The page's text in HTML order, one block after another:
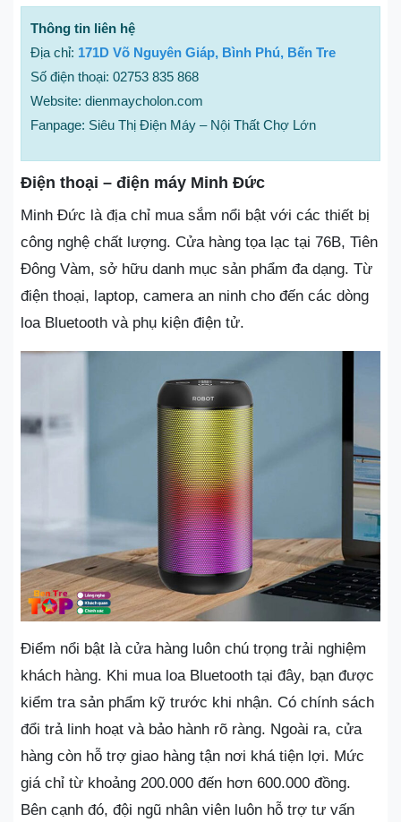
Thông tin liên hệ
Địa chỉ: 171D Võ Nguyên Giáp, Bình Phú, Bến Tre
Số điện thoại: 02753 835 868
Website: dienmaycholon.com
Fanpage: Siêu Thị Điện Máy – Nội Thất Chợ Lớn
Điện thoại – điện máy Minh Đức
Minh Đức là địa chỉ mua sắm nổi bật với các thiết bị
công nghệ chất lượng. Cửa hàng tọa lạc tại 76B, Tiên
Đông Vàm, sở hữu danh mục sản phẩm đa dạng. Từ
điện thoại, laptop, camera an ninh cho đến các dòng
loa Bluetooth và phụ kiện điện tử.
Điểm nổi bật là cửa hàng luôn chú trọng trải nghiệm
khách hàng. Khi mua loa Bluetooth tại đây, bạn được
kiểm tra sản phẩm kỹ trước khi nhận. Có chính sách
đổi trả linh hoạt và bảo hành rõ ràng. Ngoài ra, cửa
hàng còn hỗ trợ giao hàng tận nơi khá tiện lợi. Mức
giá chỉ từ khoảng 200.000 đến hơn 600.000 đồng.
Bên cạnh đó, đội ngũ nhân viên luôn hỗ trợ tư vấn